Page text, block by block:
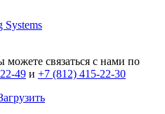
Systems
связаться с нами по
49 и +7 (812) 415-22-30